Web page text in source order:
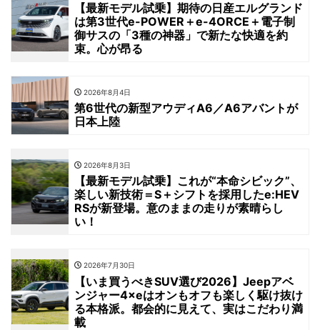
【最新モデル試乗】期待の日産エルグランド
は第3世代e-POWER＋e-4ORCE＋電子制
御サスの「3種の神器」で新たな快適を約
束。心が昂る
2026年8月4日
第6世代の新型アウディA6／A6アバントが
日本上陸
2026年8月3日
【最新モデル試乗】これが“本命シビック”、
楽しい新技術＝S＋シフトを採用したe:HEV
RSが新登場。意のままの走りが素晴らし
い！
2026年7月30日
【いま買うべきSUV選び2026】Jeepアベ
ンジャー4×eはオンもオフも楽しく駆け抜け
る本格派。都会的に見えて、実はこだわり満
載